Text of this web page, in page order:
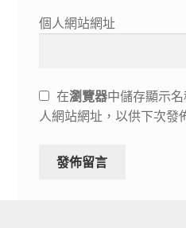
個人網站網址
在瀏覽器中儲存顯示
人網站網址，以供下次發